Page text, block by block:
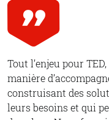
Tout l’enjeu pour
manière
construisant des
leurs besoins et qui